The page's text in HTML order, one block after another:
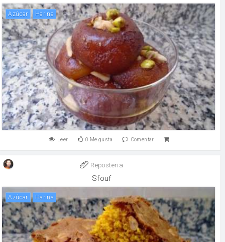
Azúcar harina
Leer 0 Me gusta Comentar
Reposteria
Sfouf
Azúcar harina